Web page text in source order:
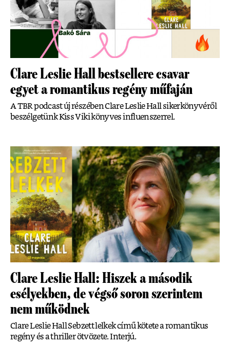
Clare Leslie Hall bestsellere csavar
egyet a romantikus regény műfaján
A TBR podcast új részében Clare Leslie Hall sikerkönyvéről
beszélgetünk Kiss Viki könyves influenszerrel.
Clare Leslie Hall: Hiszek a második
esélyekben, de végső soron szerintem
nem működnek
Clare Leslie Hall Sebzett lelkek című kötete a romantikus
regény és a thriller ötvözete. Interjú.